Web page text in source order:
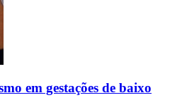
em gestações de baixo